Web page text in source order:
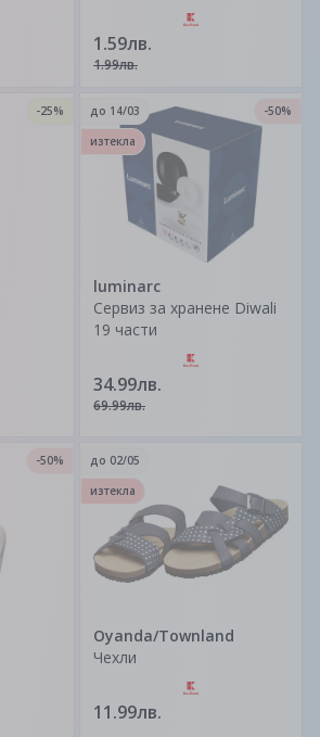
1.59лв.
1.99лв.
-25%
luminarc
Сервиз за хранене Diwali
19 части
34.99лв.
69.99лв.
до 14/03
-50%
изтекла
-50%
Oyanda/Townland
Чехли
11.99лв.
до 02/05
изтекла